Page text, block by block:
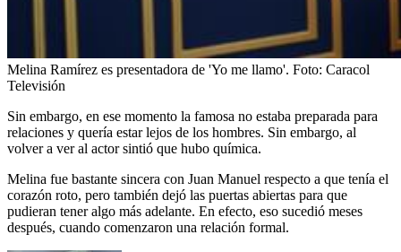
Melina Ramírez es presentadora de 'Yo me llamo'. Foto: Caracol
Televisión
Sin embargo, en ese momento la famosa no estaba preparada para
relaciones y quería estar lejos de los hombres. Sin embargo, al
volver a ver al actor sintió que hubo química.
Melina fue bastante sincera con Juan Manuel respecto a que tenía el
corazón roto, pero también dejó las puertas abiertas para que
pudieran tener algo más adelante. En efecto, eso sucedió meses
después, cuando comenzaron una relación formal.